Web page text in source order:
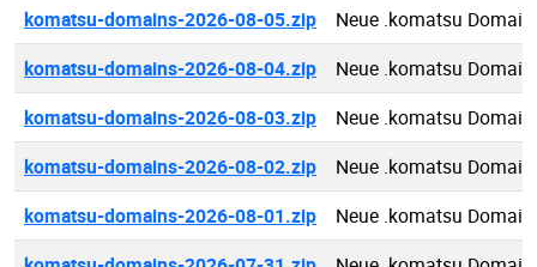
komatsu-domains-2026-08-05.zip
Neue .komatsu
komatsu-domains-2026-08-04.zip
Neue .komatsu
komatsu-domains-2026-08-03.zip
Neue .komatsu
komatsu-domains-2026-08-02.zip
Neue .komatsu
komatsu-domains-2026-08-01.zip
Neue .komatsu